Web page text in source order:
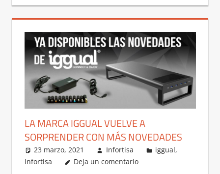
LA MARCA IGGUAL VUELVE A
SORPRENDER CON MÁS NOVEDADES
23 marzo, 2021 Infortisa iggual,
Infortisa
Deja un comentario